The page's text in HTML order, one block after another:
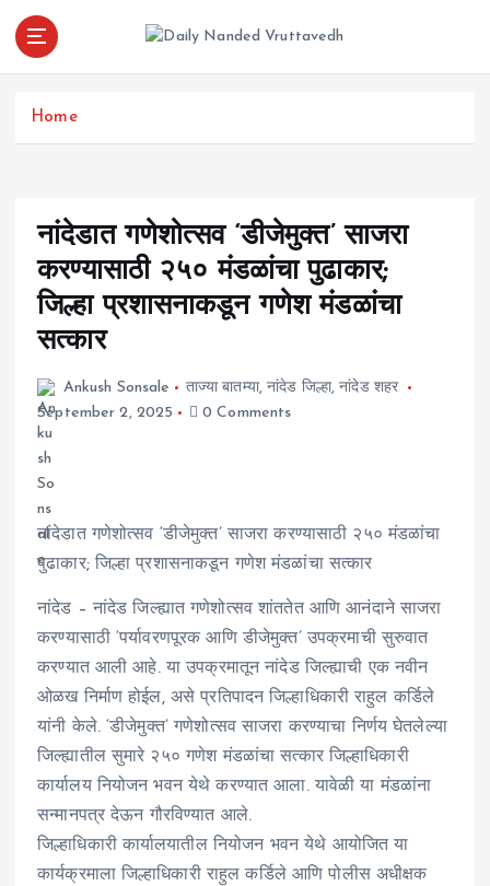
Home
नांदेडात गणेशोत्सव ‘डीजेमुक्त’ साजरा
करण्यासाठी २५० मंडळांचा पुढाकार;
जिल्हा प्रशासनाकडून गणेश मंडळांचा
सत्कार
Ankush Sonsale ताज्या बातम्या,नांदेड जिल्हा,नांदेड शहर
September 2, 2025
0 Comments
नांदेडात गणेशोत्सव ‘डीजेमुक्त’ साजरा करण्यासाठी २५० मंडळांचा
पुढाकार; जिल्हा प्रशासनाकडून गणेश मंडळांचा सत्कार
नांदेड – नांदेड जिल्ह्यात गणेशोत्सव शांततेत आणि आनंदाने साजरा
करण्यासाठी ‘पर्यावरणपूरक आणि डीजेमुक्त’ उपक्रमाची सुरुवात
करण्यात आली आहे. या उपक्रमातून नांदेड जिल्ह्याची एक नवीन
ओळख निर्माण होईल, असे प्रतिपादन जिल्हाधिकारी राहुल कर्डिले
यांनी केले. ‘डीजेमुक्त’ गणेशोत्सव साजरा करण्याचा निर्णय घेतलेल्या
जिल्ह्यातील सुमारे २५० गणेश मंडळांचा सत्कार जिल्हाधिकारी
कार्यालय नियोजन भवन येथे करण्यात आला. यावेळी या मंडळांना
सन्मानपत्र देऊन गौरविण्यात आले.
जिल्हाधिकारी कार्यालयातील नियोजन भवन येथे आयोजित या
कार्यक्रमाला जिल्हाधिकारी राहुल कर्डिले आणि पोलीस अधीक्षक